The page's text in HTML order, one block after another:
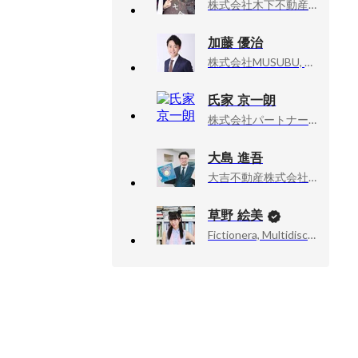
株式会社木下不動産, シニアアシスタント
加藤 優治
株式会社MUSUBU, TS事業部 部長
氏家 京一朗
株式会社パートナーズ, Consulting Div/Leader
大島 進吾
大吉不動産株式会社, 営業責任者
草野 絵美
Fictionera, Multidisciplinary Artist / CEO / Co-Founder